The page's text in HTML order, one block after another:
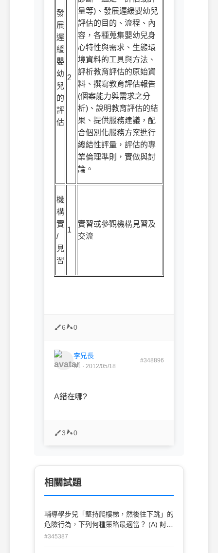
發
展
遲
緩
嬰
幼
兒
的
評
估
2
量等) 、發展遲緩嬰幼兒
評估的目的、流程、內
容，各種蒐集嬰幼兒身
心特性與需求、生態環
境資料的工具與方法、
評析教育評估的原始資
料、撰寫教育評估報告
(個案能力與需求之分
析) 、說明教育評估的結
果、提供服務建議，配
合個別化服務方案進行
總結性評量，評估的專
業倫理準則，實做與討
論。
機
構
實
/
見
習
1
實習或參觀機構見習及
交流
6 0
李兄長
B1 · 2012/05/18
#348896
A錯在哪?
3 0
相關試題
輔導學步兒「堅持爬樓梯，然後往下跳」的
危險行為，下列何種策略最適當？ (A) 討論
法 (B) 轉移注意力法 (C) 忽略法 (D) 特別約
#345387